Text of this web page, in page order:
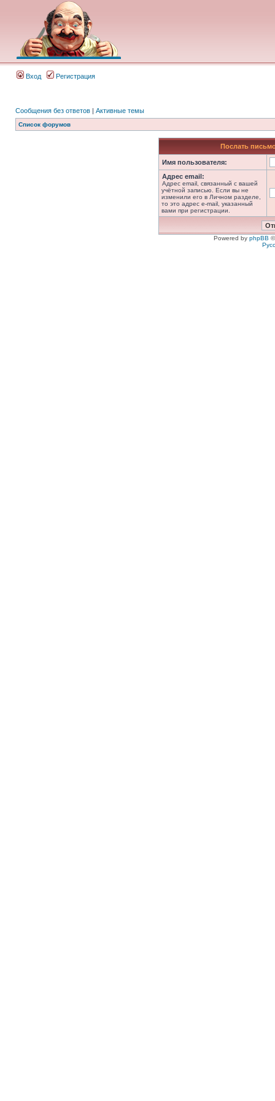
Вход Регистрация
Сообщения без ответов | Активные темы
Список форумов
Послать
Имя пользователя:
Адрес email:
Адрес email, связанный с вашей
учётной записью. Если вы не
изменили его в Личном разделе,
то это адрес e-mail, указанный
вами при регистрации.
Powered by phpBB